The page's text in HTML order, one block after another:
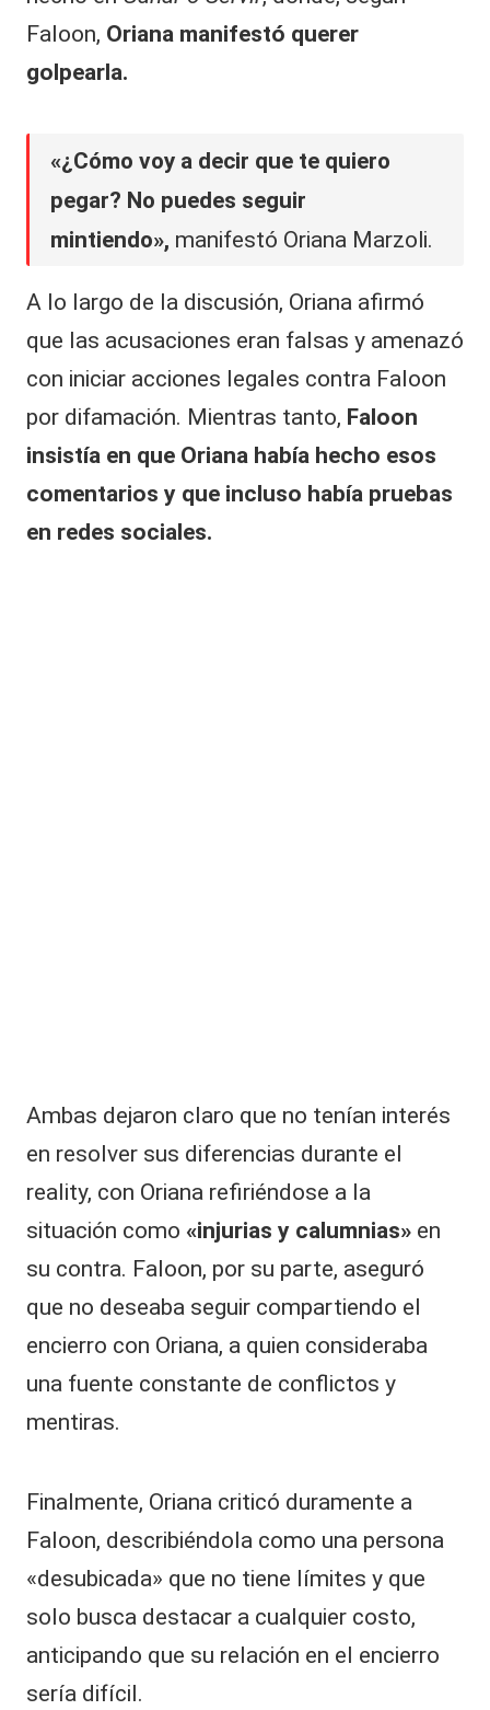
Faloon, Oriana manifestó querer
golpearla.
«¿Cómo voy a decir que te quiero
pegar? No puedes seguir
mintiendo», manifestó Oriana Marzoli.
A lo largo de la discusión, Oriana afirmó
que las acusaciones eran falsas y amenazó
con iniciar acciones legales contra Faloon
por difamación. Mientras tanto, Faloon
insistía en que Oriana había hecho esos
comentarios y que incluso había pruebas
en redes sociales.
Ambas dejaron claro que no tenían interés
en resolver sus diferencias durante el
reality, con Oriana refiriéndose a la
situación como «injurias y calumnias» en
su contra. Faloon, por su parte, aseguró
que no deseaba seguir compartiendo el
encierro con Oriana, a quien consideraba
una fuente constante de conflictos y
mentiras.
Finalmente, Oriana criticó duramente a
Faloon, describiéndola como una persona
«desubicada» que no tiene límites y que
solo busca destacar a cualquier costo,
anticipando que su relación en el encierro
sería difícil.